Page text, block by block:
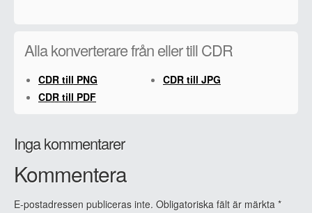
Alla konverterare från eller till CDR
CDR till PNG
CDR till JPG
CDR till PDF
Inga kommentarer
Kommentera
E-postadressen publiceras inte. Obligatoriska fält är märkta *